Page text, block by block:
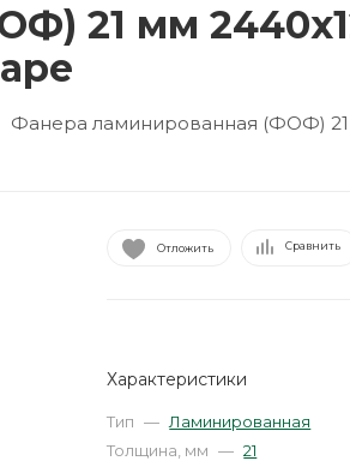
21 мм
Фанера ламинированная (ФОФ) 21
Отложить Сравнить
Характеристики
Тип — Ламинированная
Толщина, мм — 21